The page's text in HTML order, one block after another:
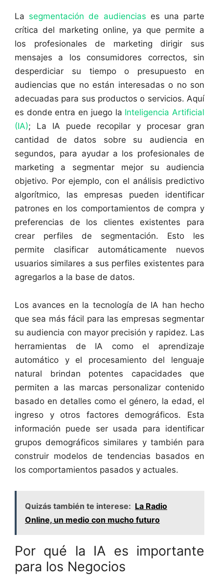
La segmentación de audiencias es una parte
crítica del marketing online, ya que permite a
los profesionales de marketing dirigir sus
mensajes a los consumidores correctos, sin
desperdiciar su tiempo o presupuesto en
audiencias que no están interesadas o no son
adecuadas para sus productos o servicios. Aquí
es donde entra en juego la Inteligencia Artificial
(IA); La IA puede recopilar y procesar gran
cantidad de datos sobre su audiencia en
segundos, para ayudar a los profesionales de
marketing a segmentar mejor su audiencia
objetivo. Por ejemplo, con el análisis predictivo
algorítmico, las empresas pueden identificar
patrones en los comportamientos de compra y
preferencias de los clientes existentes para
crear perfiles de segmentación. Esto les
permite clasificar automáticamente nuevos
usuarios similares a sus perfiles existentes para
agregarlos a la base de datos.
Los avances en la tecnología de IA han hecho
que sea más fácil para las empresas segmentar
su audiencia con mayor precisión y rapidez. Las
herramientas de IA como el aprendizaje
automático y el procesamiento del lenguaje
natural brindan potentes capacidades que
permiten a las marcas personalizar contenido
basado en detalles como el género, la edad, el
ingreso y otros factores demográficos. Esta
información puede ser usada para identificar
grupos demográficos similares y también para
construir modelos de tendencias basados en
los comportamientos pasados y actuales.
Quizás también te interese: La Radio
Online, un medio con mucho futuro
Por qué la IA es importante
para los Negocios